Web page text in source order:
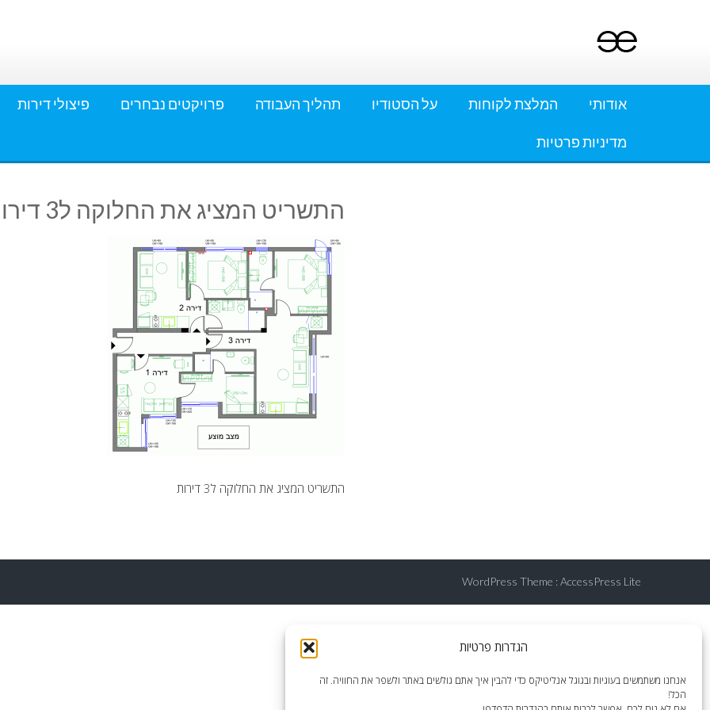
הגדרות פרטיות
אנחנו משתמשים בעוגיות ובגוגל אנליטיקס כדי להבין איך אתם גולשים באתר ולשפר את החוויה. זה
הכל!
אודותי המלצת לקוחות על הסטודיו תהליך העבודה פרויקטים נבחרים פיצולי דירות
מדיניות פרטיות
התשריט המציג את החלוקה ל3 דירות
התשריט המציג את החלוקה ל3 דירות
WordPress Theme :AccessPress Lite